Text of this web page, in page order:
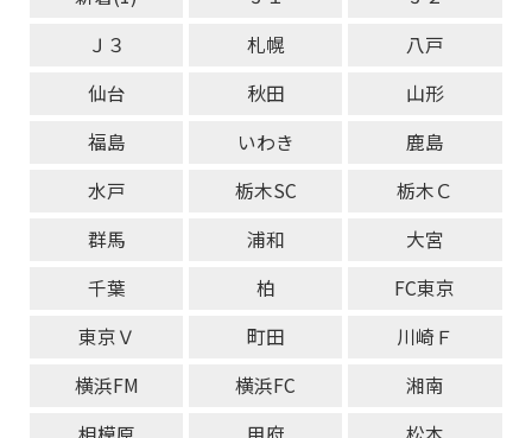
Ｊ３
札幌
八戸
仙台
秋田
山形
福島
いわき
鹿島
水戸
栃木SC
栃木Ｃ
群馬
浦和
大宮
千葉
柏
FC東京
東京Ｖ
町田
川崎Ｆ
横浜FM
横浜FC
湘南